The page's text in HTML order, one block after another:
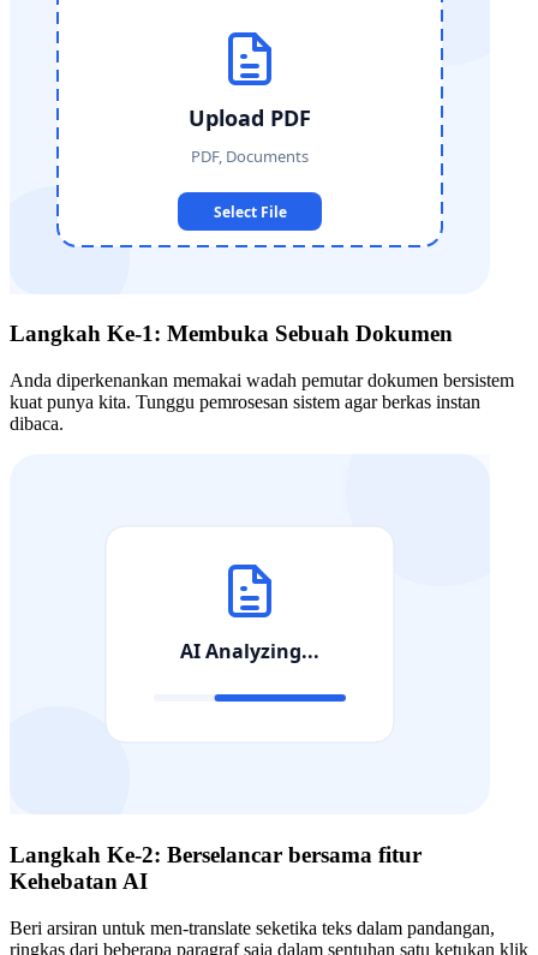
Langkah Ke-1: Membuka Sebuah Dokumen
Anda diperkenankan memakai wadah pemutar dokumen bersistem
kuat punya kita. Tunggu pemrosesan sistem agar berkas instan
dibaca.
Langkah Ke-2: Berselancar bersama fitur
Kehebatan AI
Beri arsiran untuk men-translate seketika teks dalam pandangan,
ringkas dari beberapa paragraf saja dalam sentuhan satu ketukan klik